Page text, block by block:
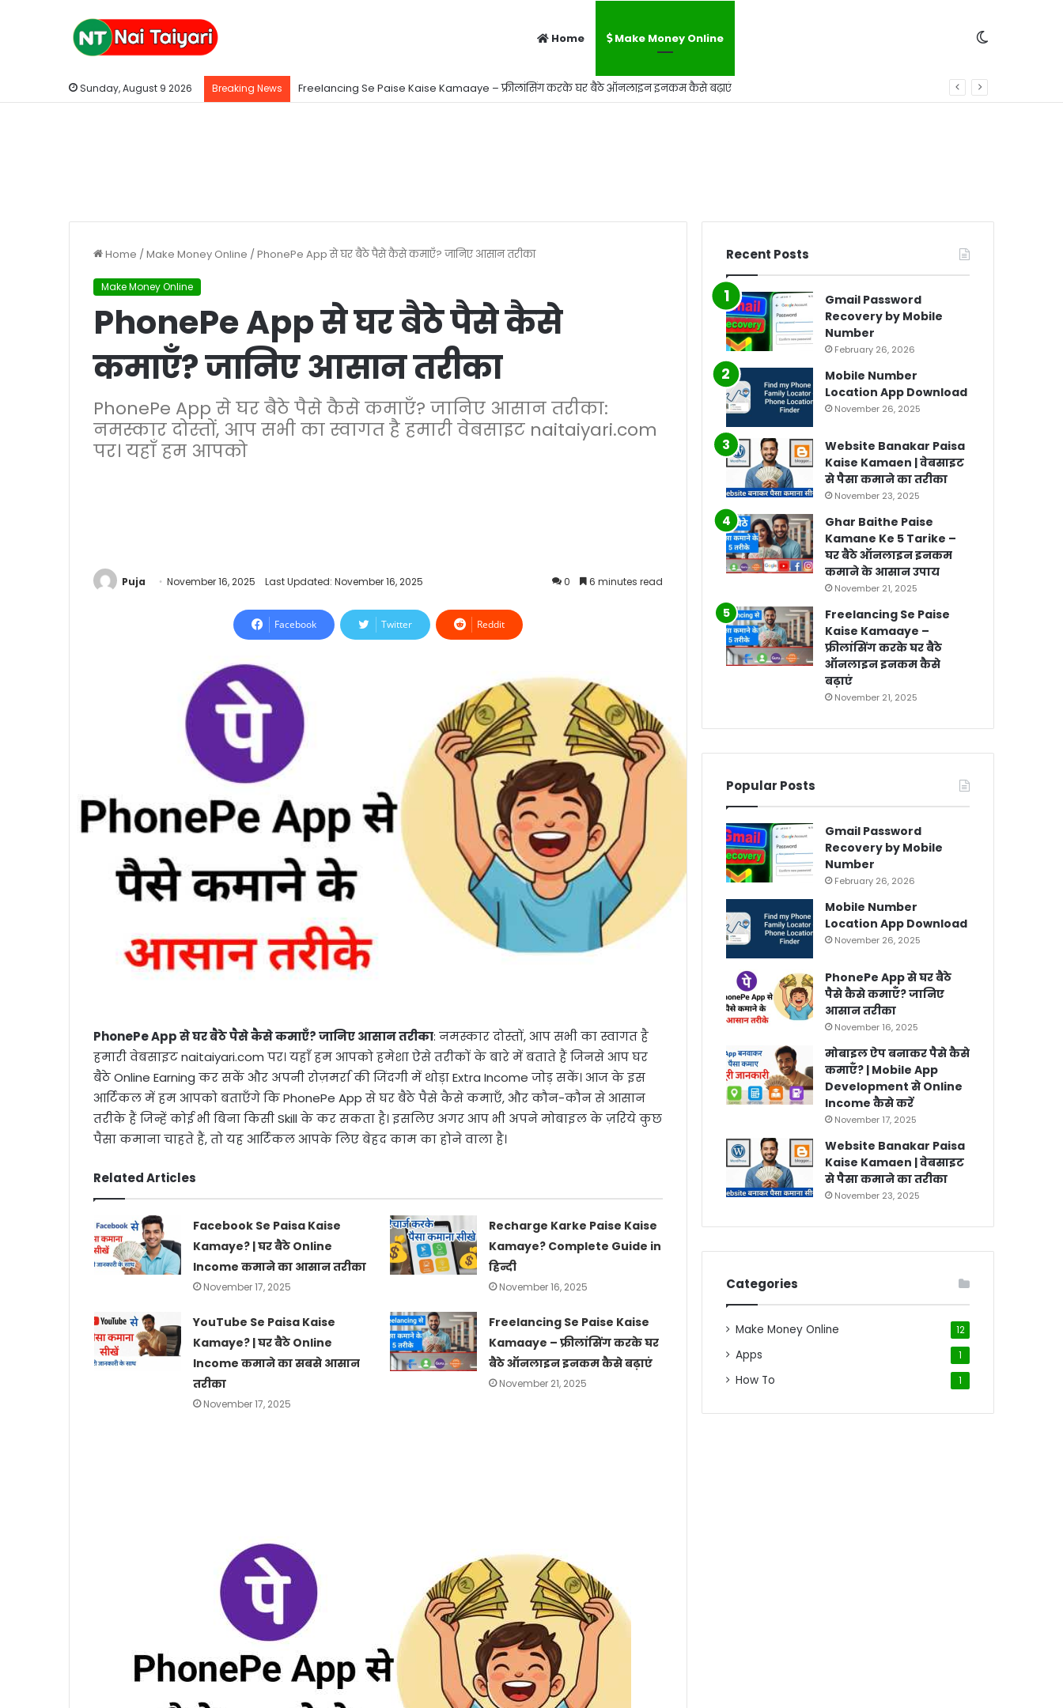
Home Make Money Online
Sunday, August 9 2026 Breaking News Freelancing Se Paise Kaise Kamaaye – फ्रीलांसिंग करके घर बैठे ऑनलाइन इनकम कैसे बढ़ाएं
Home /Make Money Online /PhonePe App से घर बैठे पैसे कैसे कमाएँ? जानिए आसान तरीका
Make Money Online
PhonePe App से घर बैठे पैसे कैसे
कमाएँ? जानिए आसान तरीका
PhonePe App से घर बैठे पैसे कैसे कमाएँ? जानिए आसान तरीका:
नमस्कार दोस्तों, आप सभी का स्वागत है हमारी वेबसाइट naitaiyari.com
पर। यहाँ हम आपको
Puja November 16, 2025 Last Updated: November 16, 2025 0 6 minutes read
Facebook Twitter Reddit
PhonePe App से घर बैठे पैसे कैसे कमाएँ? जानिए आसान तरीका: नमस्कार दोस्तों, आप सभी का स्वागत है
हमारी वेबसाइट naitaiyari.com पर। यहाँ हम आपको हमेशा ऐसे तरीकों के बारे में बताते हैं जिनसे आप घर
बैठे Online Earning कर सकें और अपनी रोज़मर्रा की जिंदगी में थोड़ा Extra Income जोड़ सकें। आज के इस
आर्टिकल में हम आपको बताएँगे कि PhonePe App से घर बैठे पैसे कैसे कमाएँ, और कौन-कौन से आसान
तरीके हैं जिन्हें कोई भी बिना किसी Skill के कर सकता है। इसलिए अगर आप भी अपने मोबाइल के ज़रिये कुछ
पैसा कमाना चाहते हैं, तो यह आर्टिकल आपके लिए बेहद काम का होने वाला है।
Related Articles
Facebook Se Paisa Kaise
Kamaye? | घर बैठे Online
Income कमाने का आसान तरीका
November 17, 2025
Recharge Karke Paise Kaise
Kamaye? Complete Guide in
हिन्दी
November 16, 2025
YouTube Se Paisa Kaise
Kamaye? | घर बैठे Online
Income कमाने का सबसे आसान
तरीका
November 17, 2025
Freelancing Se Paise Kaise
Kamaaye – फ्रीलांसिंग करके घर
बैठे ऑनलाइन इनकम कैसे बढ़ाएं
November 21, 2025
Recent Posts
Gmail Password
Recovery by Mobile
Number
February 26, 2026
Mobile Number
Location App Download
November 26, 2025
Website Banakar Paisa
Kaise Kamaen | वेबसाइट
से पैसा कमाने का तरीका
November 23, 2025
Ghar Baithe Paise
Kamane Ke 5 Tarike –
घर बैठे ऑनलाइन इनकम
कमाने के आसान उपाय
November 21, 2025
Freelancing Se Paise
Kaise Kamaaye –
फ्रीलांसिंग करके घर बैठे
ऑनलाइन इनकम कैसे
बढ़ाएं
November 21, 2025
Popular Posts
Gmail Password
Recovery by Mobile
Number
February 26, 2026
Mobile Number
Location App Download
November 26, 2025
PhonePe App से घर बैठे
पैसे कैसे कमाएँ? जानिए
आसान तरीका
November 16, 2025
मोबाइल ऐप बनाकर पैसे कैसे
कमाएँ? | Mobile App
Development से Online
Income कैसे करें
November 17, 2025
Website Banakar Paisa
Kaise Kamaen | वेबसाइट
से पैसा कमाने का तरीका
November 23, 2025
Categories
Make Money Online 12
Apps 1
How To 1